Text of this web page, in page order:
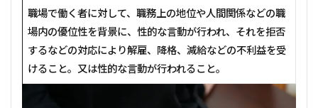
職場で働く者に対して、職務上の地位や人間関係などの職
場内の優位性を背景に、性的な言動が行われ、それを拒否
するなどの対応により解雇、降格、減給などの不利益を受
けること。又は性的な言動が行われること。